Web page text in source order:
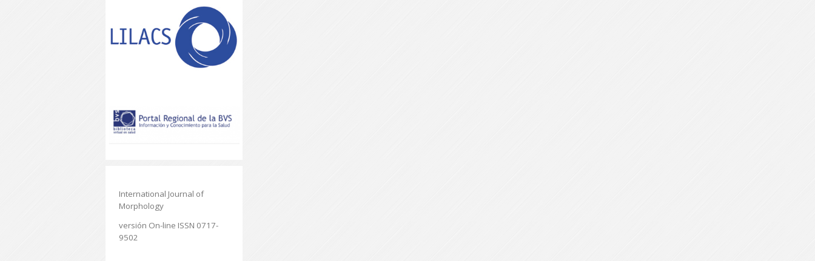
International Journal of
Morphology
versión On-line ISSN 0717-
9502